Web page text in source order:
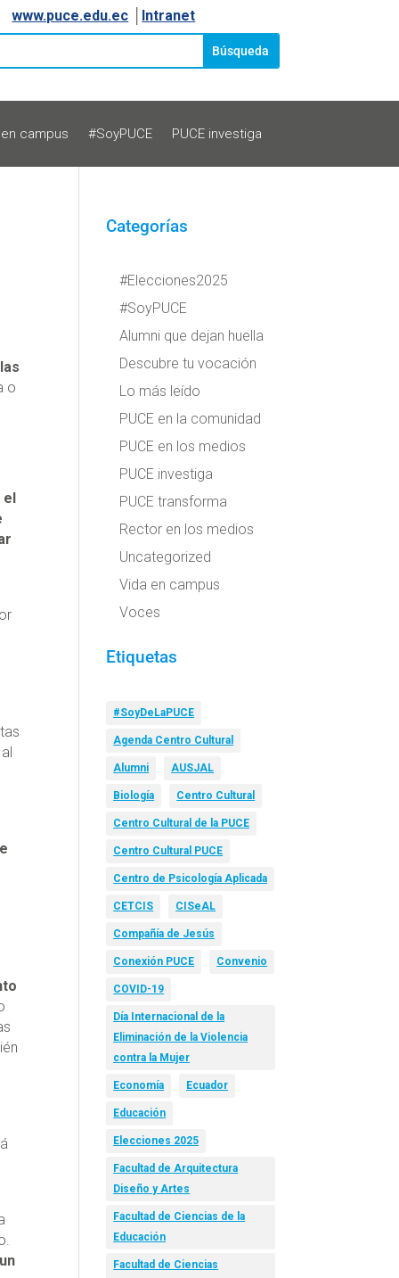
www.puce.edu.ec Intranet
campus #SoyPUCE PUCE investiga
o
el
Categorías
#Elecciones2025
#SoyPUCE
Alumni que dejan huella
Descubre tu vocación
Lo más leído
PUCE en la comunidad
PUCE en los medios
PUCE investiga
PUCE transforma
Rector en los medios
Uncategorized
Vida en campus
Voces
Etiquetas
#SoyDeLaPUCE
Agenda Centro Cultural
Alumni AUSJAL
Biología Centro Cultural
Centro Cultural de la PUCE
Centro Cultural PUCE
Centro de Psicología Aplicada
CETCIS CISeAL
Compañía de Jesús
Conexión PUCE Convenio
COVID-19
Día Internacional de la
Eliminación de la Violencia
contra la Mujer
Economía Ecuador
Educación
Elecciones 2025
Facultad de Arquitectura
Diseño y Artes
Facultad de Ciencias de la
Educación
Facultad de Ciencias